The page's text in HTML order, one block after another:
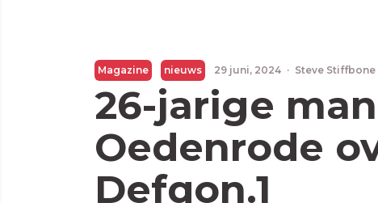
Magazine nieuws 29 juni, 2024 · Steve Stiffbone
26-jarige
Oedenrode
Defqon.1